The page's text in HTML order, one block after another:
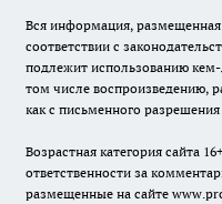
Вся информация, размещенная
соответствии с
подлежит использованию
том числе воспроизведению,
как с письменного
Возрастная категория сайта
ответственности за
размещенные на сайте